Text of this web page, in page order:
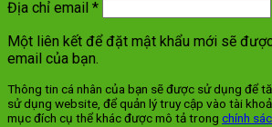
Địa chỉ email *
Một liên kết để đặt mật khẩu mới sẽ
email của bạn.
Thông tin cá nhân của bạn sẽ được sử dụng để
sử dụng website, để quản lý truy cập vào tài
mục đích cụ thể khác được mô tả trong chính